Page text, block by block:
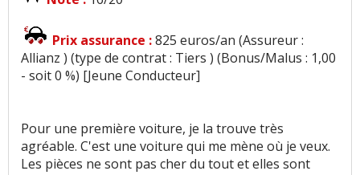
Prix assurance :825 euros/an (Assureur :
Allianz ) (type de contrat : Tiers ) (Bonus/Malus : 1,00
- soit 0 %) [Jeune Conducteur]
Pour une première voiture, je la trouve très
agréable. C'est une voiture qui me mène où je veux.
Les pièces ne sont pas cher du tout et elles sont